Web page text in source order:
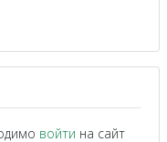
войти на сайт